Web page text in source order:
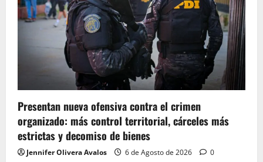
Presentan nueva ofensiva contra el crimen
organizado: más control territorial, cárceles más
estrictas y decomiso de bienes
Jennifer Olivera Avalos 6 de Agosto de 2026 0